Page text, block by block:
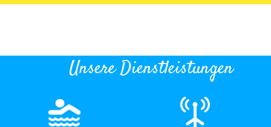
Unsere Dienstleistungen